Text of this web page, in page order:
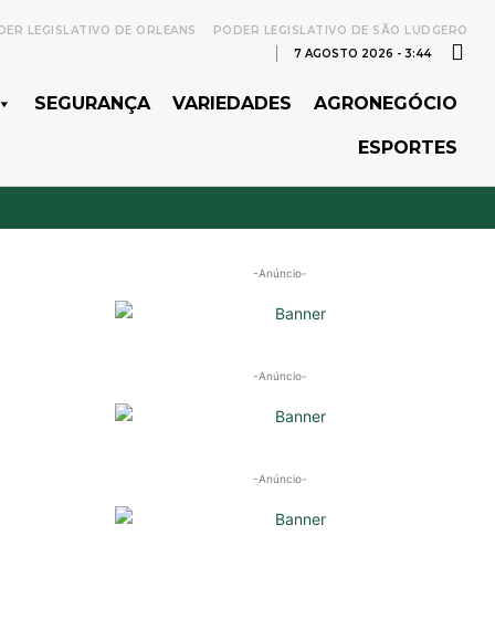
LEGISLATIVO DE ORLEANS
PODER LEGISLATIVO DE SÃO LUDGERO
7 AGOSTO 2026 - 3:44
SEGURANÇA VARIEDADES AGRONEGÓCIO
ESPORTES
-Anúncio-
-Anúncio-
-Anúncio-